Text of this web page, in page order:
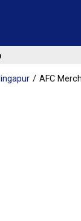
AFC